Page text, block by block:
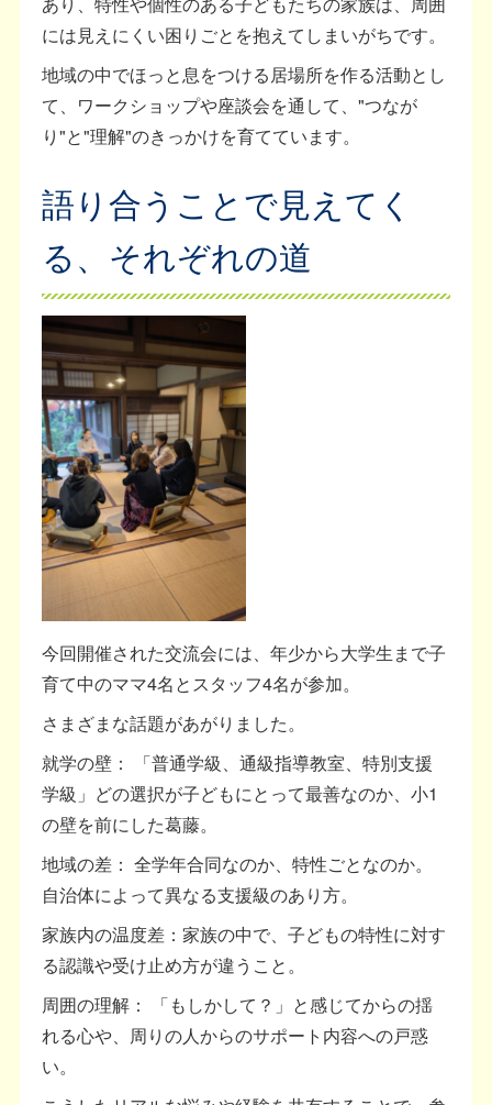
には見えにくい困りごとを抱えてしまいがちです。
地域の中でほっと息をつける居場所を作る活動とし
て、ワークショップや座談会を通して、"つなが
り"と"理解"のきっかけを育てています。
語り合うことで見えてく
る、それぞれの道
今回開催された交流会には、年少から大学生まで子
育て中のママ4名とスタッフ4名が参加。
さまざまな話題があがりました。
就学の壁： 「普通学級、通級指導教室、特別支援
学級」どの選択が子どもにとって最善なのか、小1
の壁を前にした葛藤。
地域の差： 全学年合同なのか、特性ごとなのか。
自治体によって異なる支援級のあり方。
家族内の温度差：家族の中で、子どもの特性に対す
る認識や受け止め方が違うこと。
周囲の理解： 「もしかして？」と感じてからの揺
れる心や、周りの人からのサポート内容への戸惑
い。